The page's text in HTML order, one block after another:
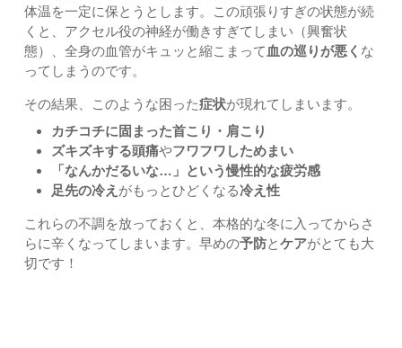
体温を一定に保とうとします。この頑張りすぎの状態が続
くと、アクセル役の神経が働きすぎてしまい（興奮状
態）、全身の血管がキュッと縮こまって 血の巡りが悪く な
ってしまうのです。
その結果、このような困った症状が現れてしまいます。
カチコチに固まった首こり・肩こり
ズキズキする頭痛やフワフワしためまい
「なんかだるいな…」という慢性的な疲労感
足先の冷え がもっとひどくなる冷え性
これらの不調を放っておくと、本格的な冬に入ってからさ
らに辛くなってしまいます。早めの予防とケアがとても大
切です！